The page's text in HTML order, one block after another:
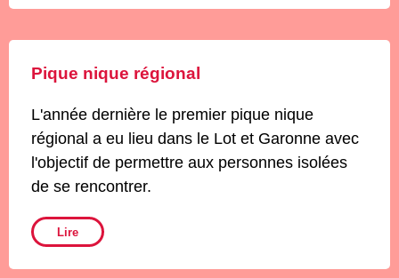
Pique nique régional
L'année dernière le premier pique nique
régional a eu lieu dans le Lot et Garonne avec
l'objectif de permettre aux personnes isolées
de se rencontrer.
Lire